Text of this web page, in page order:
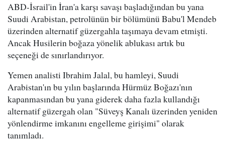
ABD-İsrail'in İran'a karşı savaşı başladığından bu yana
Suudi Arabistan, petrolünün bir bölümünü Babu'l Mendeb
üzerinden alternatif güzergahla taşımaya devam etmişti.
Ancak Husilerin boğaza yönelik ablukası artık bu
seçeneği de sınırlandırıyor.
Yemen analisti Ibrahim Jalal, bu hamleyi, Suudi
Arabistan'ın bu yılın başlarında Hürmüz Boğazı'nın
kapanmasından bu yana giderek daha fazla kullandığı
alternatif güzergah olan "Süveyş Kanalı üzerinden yeniden
yönlendirme imkanını engelleme girişimi" olarak
tanımladı.